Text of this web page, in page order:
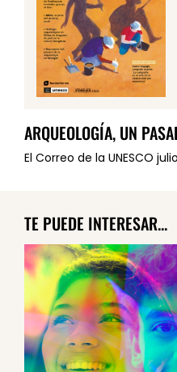
ARQUEOLOGÍA, UN
El Correo de la UNESCO
TE PUEDE INTERESAR...